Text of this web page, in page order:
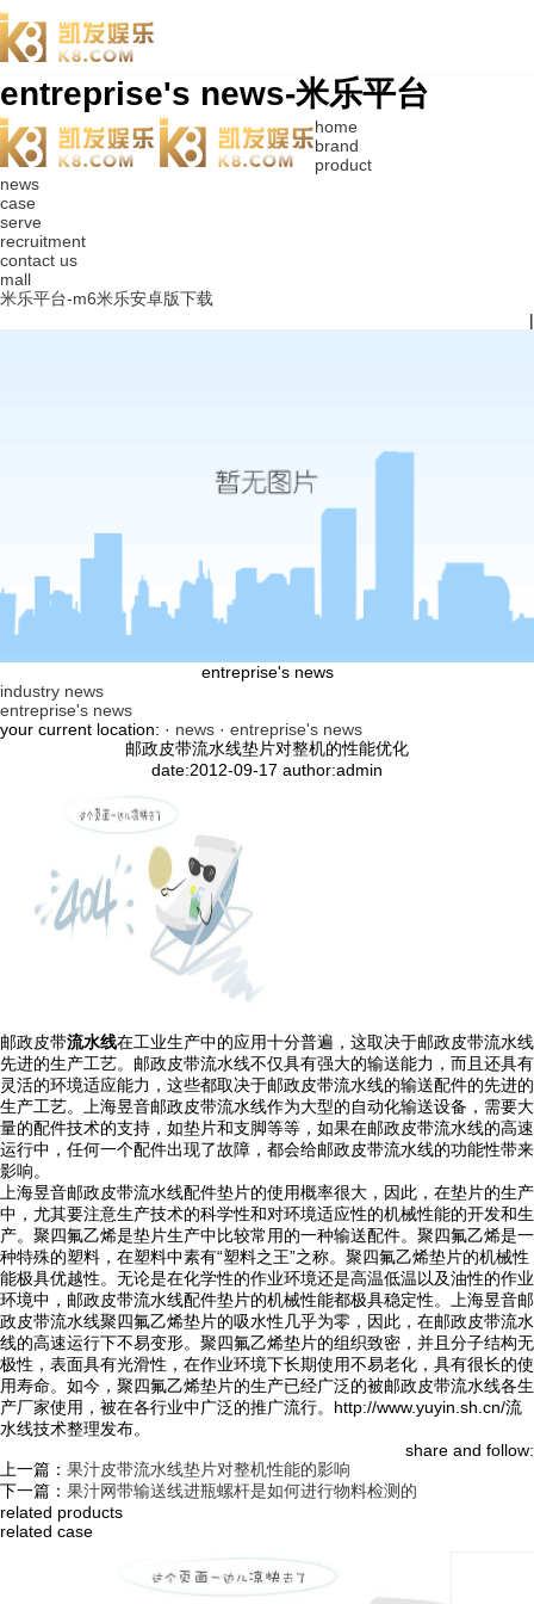
entreprise's news-米乐平台
home
brand
product
news
case
serve
recruitment
contact us
mall
米乐平台-m6米乐安卓版下载
|
entreprise's news
industry news
entreprise's news
your current location: · news · entreprise's news
邮政皮带流水线垫片对整机的性能优化
date:2012-09-17 author:admin
邮政皮带流水线在工业生产中的应用十分普遍，这取决于邮政皮带流水线
先进的生产工艺。邮政皮带流水线不仅具有强大的输送能力，而且还具有
灵活的环境适应能力，这些都取决于邮政皮带流水线的输送配件的先进的
生产工艺。上海昱音邮政皮带流水线作为大型的自动化输送设备，需要大
量的配件技术的支持，如垫片和支脚等等，如果在邮政皮带流水线的高速
运行中，任何一个配件出现了故障，都会给邮政皮带流水线的功能性带来
影响。
上海昱音邮政皮带流水线配件垫片的使用概率很大，因此，在垫片的生产
中，尤其要注意生产技术的科学性和对环境适应性的机械性能的开发和生
产。聚四氟乙烯是垫片生产中比较常用的一种输送配件。聚四氟乙烯是一
种特殊的塑料，在塑料中素有“塑料之王”之称。聚四氟乙烯垫片的机械性
能极具优越性。无论是在化学性的作业环境还是高温低温以及油性的作业
环境中，邮政皮带流水线配件垫片的机械性能都极具稳定性。上海昱音邮
政皮带流水线聚四氟乙烯垫片的吸水性几乎为零，因此，在邮政皮带流水
线的高速运行下不易变形。聚四氟乙烯垫片的组织致密，并且分子结构无
极性，表面具有光滑性，在作业环境下长期使用不易老化，具有很长的使
用寿命。如今，聚四氟乙烯垫片的生产已经广泛的被邮政皮带流水线各生
产厂家使用，被在各行业中广泛的推广流行。http://www.yuyin.sh.cn/流
水线技术整理发布。
share and follow:
上一篇： 果汁皮带流水线垫片对整机性能的影响
下一篇： 果汁网带输送线进瓶螺杆是如何进行物料检测的
related products
related case